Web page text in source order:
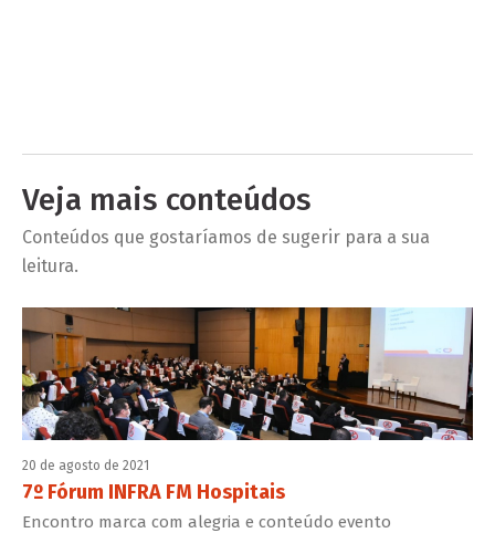
Veja mais conteúdos
Conteúdos que gostaríamos de sugerir para a sua
leitura.
20 de agosto de 2021
7º Fórum INFRA FM Hospitais
Encontro marca com alegria e conteúdo evento